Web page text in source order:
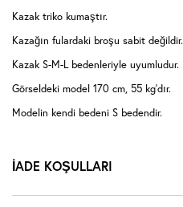
Kazak triko kumaştır.
Kazağın fulardaki broşu sabit değildir.
Kazak S-M-L bedenleriyle uyumludur.
Görseldeki model 170 cm, 55 kg'dır.
Modelin kendi bedeni S bedendir.
İADE KOŞULLARI